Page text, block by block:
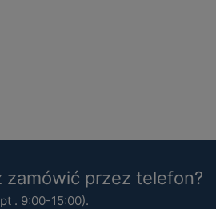
zamówić przez telefon?
. 9:00-15:00).